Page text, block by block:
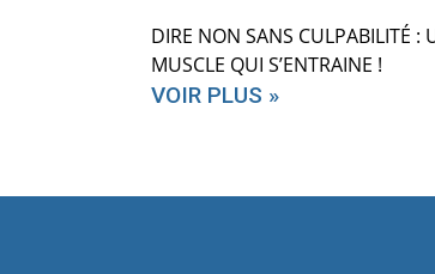
DIRE NON SANS CULPABILITÉ :
MUSCLE QUI S’ENTRAINE !
VOIR PLUS »